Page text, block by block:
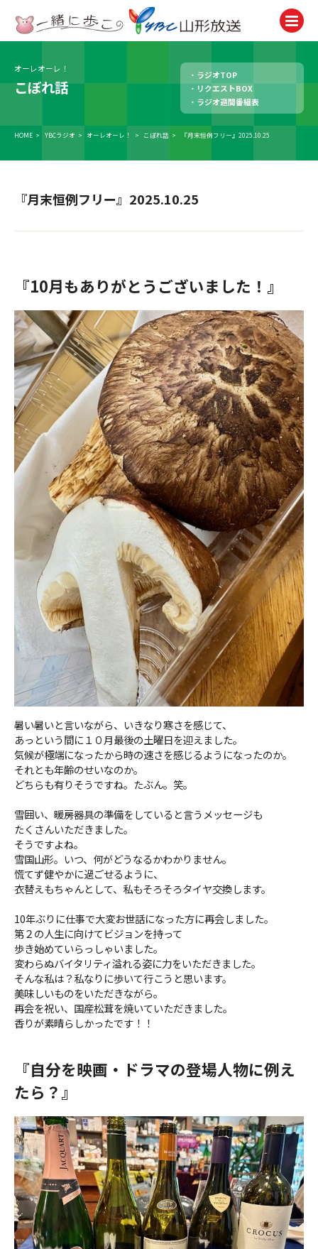
ラジオ
Radio
Present
ＹＢＣオンデマンド
やまがた情熱市場
オーレオーレ！
こぼれ話
ラジオTOP
リクエストBOX
ラジオ週間番組表
HOME > YBCラジオ > オーレオーレ！ > こぼれ話 > 『月末恒例フリー』2025.10.25
『月末恒例フリー』2025.10.25
『10月もありがとうございました！』
暑い暑いと言いながら、いきなり寒さを感じて、
あっという間に１０月最後の土曜日を迎えました。
気候が極端になったから時の速さを感じるようになったのか。
それとも年齢のせいなのか。
どちらも有りそうですね。たぶん。笑。
雪囲い、暖房器具の準備をしていると言うメッセージも
たくさんいただきました。
そうですよね。
雪国山形。いつ、何がどうなるかわかりません。
慌てず健やかに過ごせるように、
衣替えもちゃんとして、私もそろそろタイヤ交換します。
10年ぶりに仕事で大変お世話になった方に再会しました。
第２の人生に向けてビジョンを持って
歩き始めていらっしゃいました。
変わらぬバイタリティ溢れる姿に力をいただきました。
そんな私は？私なりに歩いて行こうと思います。
美味しいものをいただきながら。
再会を祝い、国産松茸を焼いていただきました。
香りが素晴らしかったです！！
『自分を映画・ドラマの登場人物に例え
たら？』